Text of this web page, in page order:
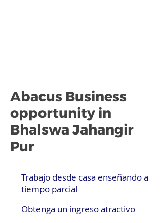
Abacus Business
opportunity in
Bhalswa Jahangir
Pur
Trabajo desde casa enseñando a
tiempo parcial
Obtenga un ingreso atractivo